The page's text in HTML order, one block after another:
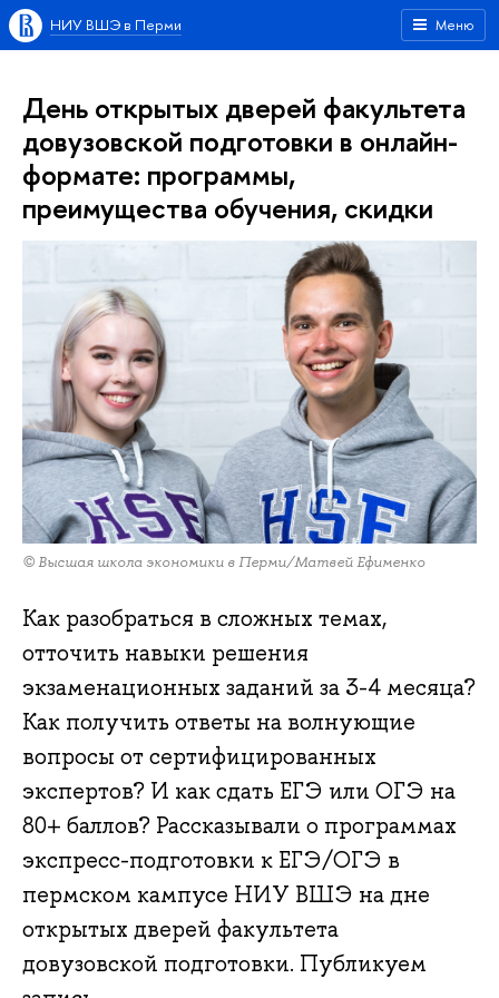
Меню
НИУ ВШЭ в Перми
День открытых дверей факультета
довузовской подготовки в онлайн-
формате: программы,
преимущества обучения, скидки
© Высшая школа экономики в Перми/Матвей Ефименко
Как разобраться в сложных темах,
отточить навыки решения
экзаменационных заданий за 3-4 месяца?
Как получить ответы на волнующие
вопросы от сертифицированных
экспертов? И как сдать ЕГЭ или ОГЭ на
80+ баллов? Рассказывали о программах
экспресс-подготовки к ЕГЭ/ОГЭ в
пермском кампусе НИУ ВШЭ на дне
открытых дверей факультета
довузовской подготовки. Публикуем